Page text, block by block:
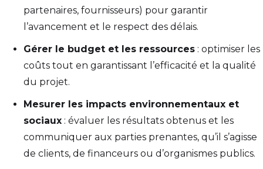
partenaires, fournisseurs) pour garantir
l’avancement et le respect des délais.
Gérer le budget et les ressources : optimiser les
coûts tout en garantissant l’efficacité et la qualité
du projet.
Mesurer les impacts environnementaux et
sociaux : évaluer les résultats obtenus et les
communiquer aux parties prenantes, qu’il s’agisse
de clients, de financeurs ou d’organismes publics.